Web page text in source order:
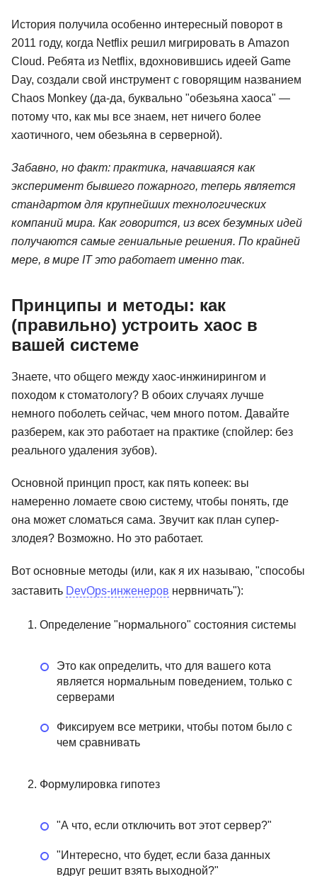
История получила особенно интересный поворот в
2011 году, когда Netflix решил мигрировать в Amazon
Cloud. Ребята из Netflix, вдохновившись идеей Game
Day, создали свой инструмент с говорящим названием
Chaos Monkey (да-да, буквально "обезьяна хаоса" —
потому что, как мы все знаем, нет ничего более
хаотичного, чем обезьяна в серверной).
Забавно, но факт: практика, начавшаяся как
эксперимент бывшего пожарного, теперь является
стандартом для крупнейших технологических
компаний мира. Как говорится, из всех безумных идей
получаются самые гениальные решения. По крайней
мере, в мире IT это работает именно так.
Принципы и методы: как
(правильно) устроить хаос в
вашей системе
Знаете, что общего между хаос-инжинирингом и
походом к стоматологу? В обоих случаях лучше
немного поболеть сейчас, чем много потом. Давайте
разберем, как это работает на практике (спойлер: без
реального удаления зубов).
Основной принцип прост, как пять копеек: вы
намеренно ломаете свою систему, чтобы понять, где
она может сломаться сама. Звучит как план супер-
злодея? Возможно. Но это работает.
Вот основные методы (или, как я их называю, "способы
заставить DevOps-инженеров нервничать"):
Определение "нормального" состояния системы
Это как определить, что для вашего кота
является нормальным поведением, только с
серверами
Фиксируем все метрики, чтобы потом было с
чем сравнивать
Формулировка гипотез
"А что, если отключить вот этот сервер?"
"Интересно, что будет, если база данных
вдруг решит взять выходной?"